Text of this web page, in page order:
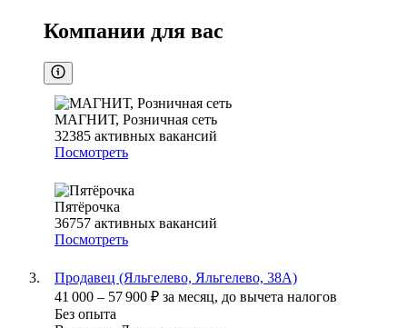
Компании для вас
МАГНИТ, Розничная сеть
32385 активных вакансий
Посмотреть
Пятёрочка
36757 активных вакансий
Посмотреть
Продавец (Яльгелево, Яльгелево, 38А)
41 000 – 57 900 ₽ за месяц, до вычета налогов
Без опыта